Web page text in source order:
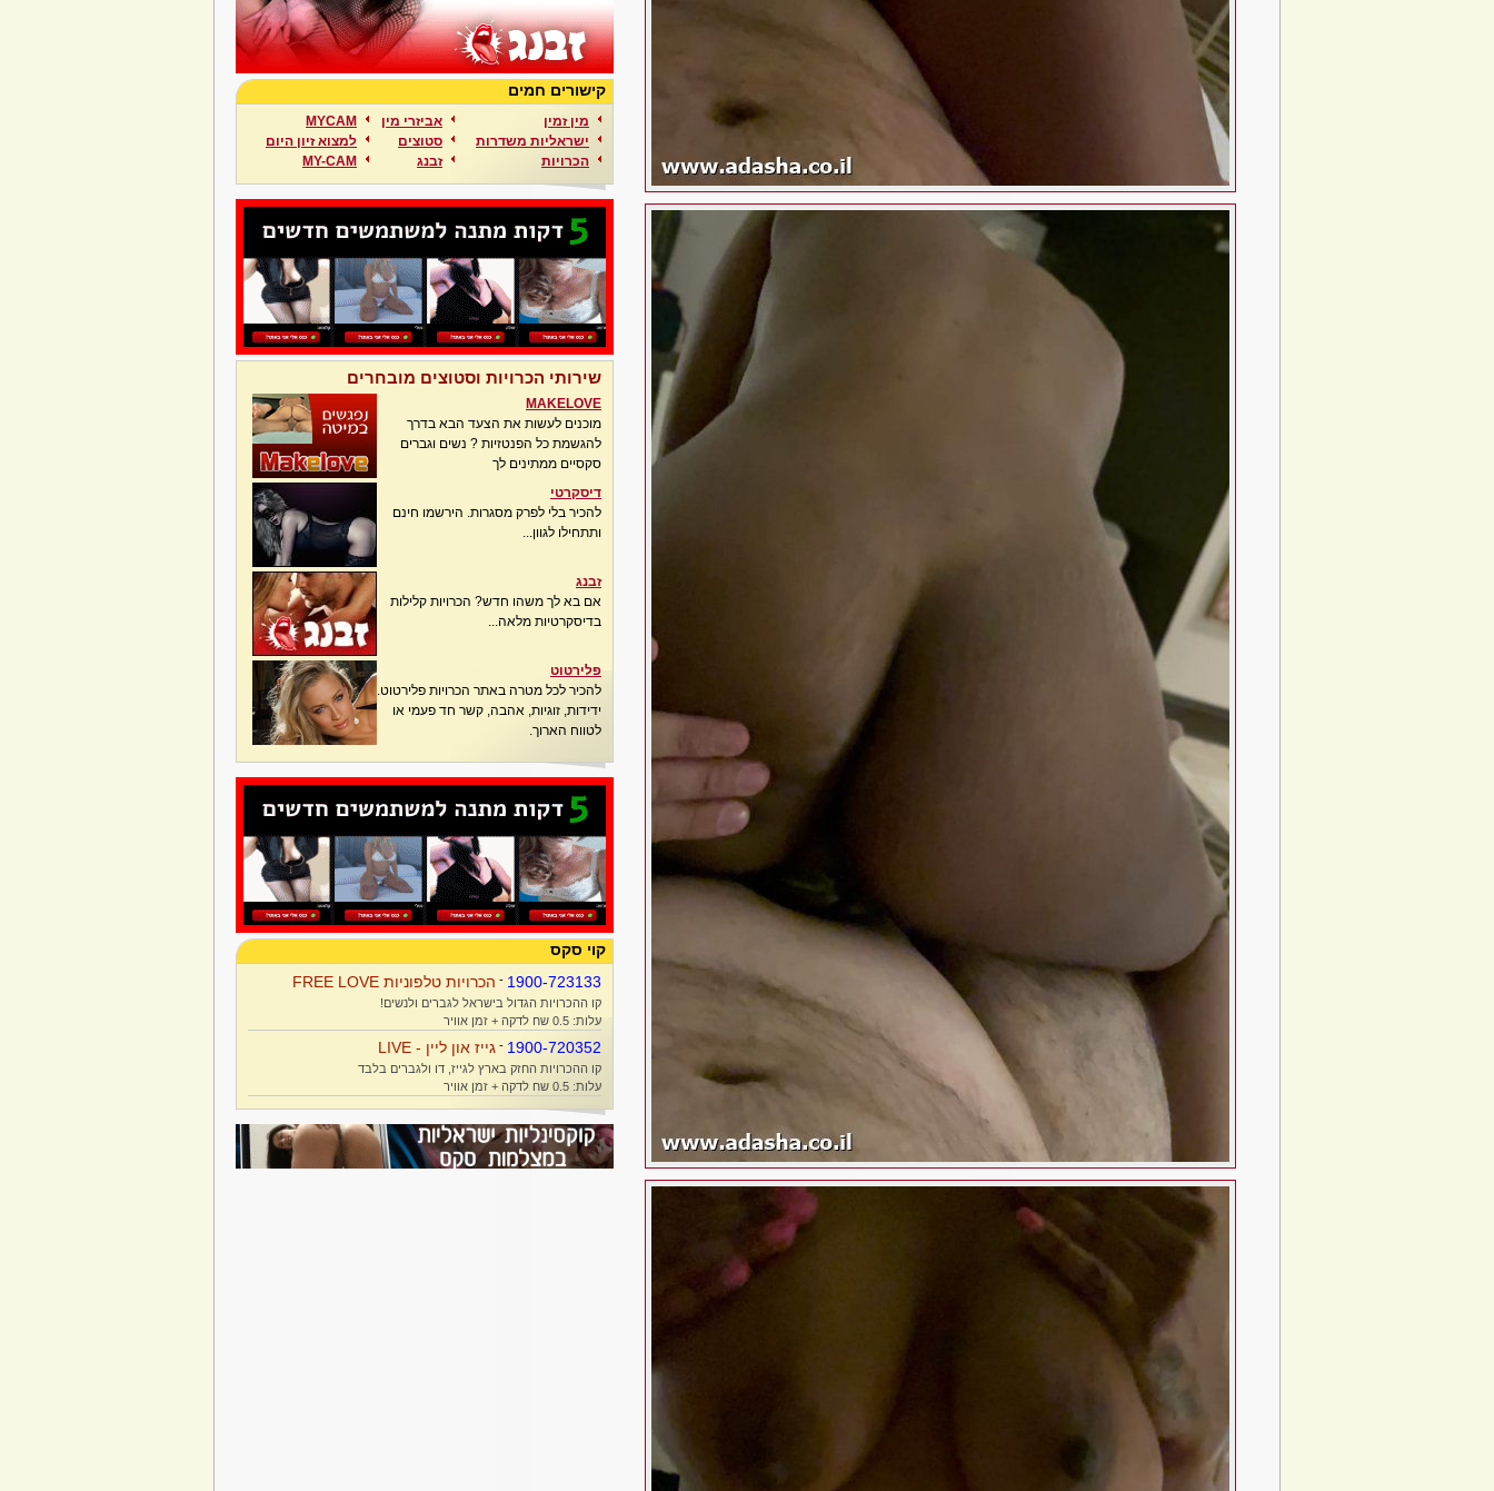
קישורים חמים
מין זמין
ישראליות משדרות
הכרויות
אביזרי מין
סטוצים
זבנג
MYCAM
למצוא זיון היום
MY-CAM
שירותי הכרויות וסטוצים מובחרים
MAKELOVE
מוכנים לעשות את הצעד הבא בדרך
להגשמת כל הפנטזיות ? נשים וגברים
סקסיים ממתינים לך
דיסקרטי
להכיר בלי לפרק מסגרות. הירשמו חינם
ותתחילו לגוון...
זבנג
אם בא לך משהו חדש? הכרויות קלילות
בדיסקרטיות מלאה...
פלירטוט
להכיר לכל מטרה באתר הכרויות פלירטוט.
ידידות, זוגיות, אהבה, קשר חד פעמי או
לטווח הארוך.
קוי סקס
1900-723133
- הכרויות טלפוניות FREE LOVE
קו ההכרויות הגדול בישראל לגברים ולנשים!
עלות: 0.5 שח לדקה + זמן אוויר
1900-720352
- גייז און ליין - LIVE
קו ההכרויות החזק בארץ לגייז, דו ולגברים בלבד
עלות: 0.5 שח לדקה + זמן אוויר